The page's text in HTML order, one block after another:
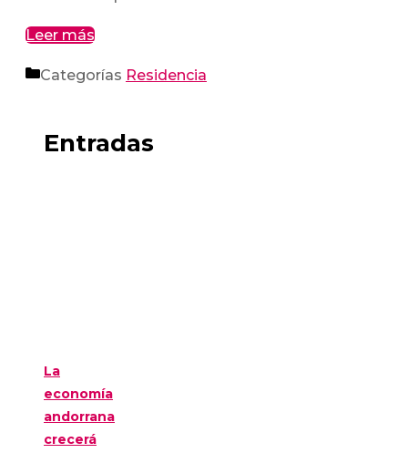
Leer más
Categorías Residencia
Entradas
La
economía
andorrana
crecerá